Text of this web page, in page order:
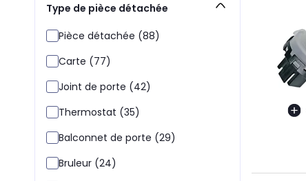
Type de pièce détachée
Pièce détachée (88)
Carte (77)
Joint de porte (42)
Thermostat (35)
Balconnet de porte (29)
Bruleur (24)